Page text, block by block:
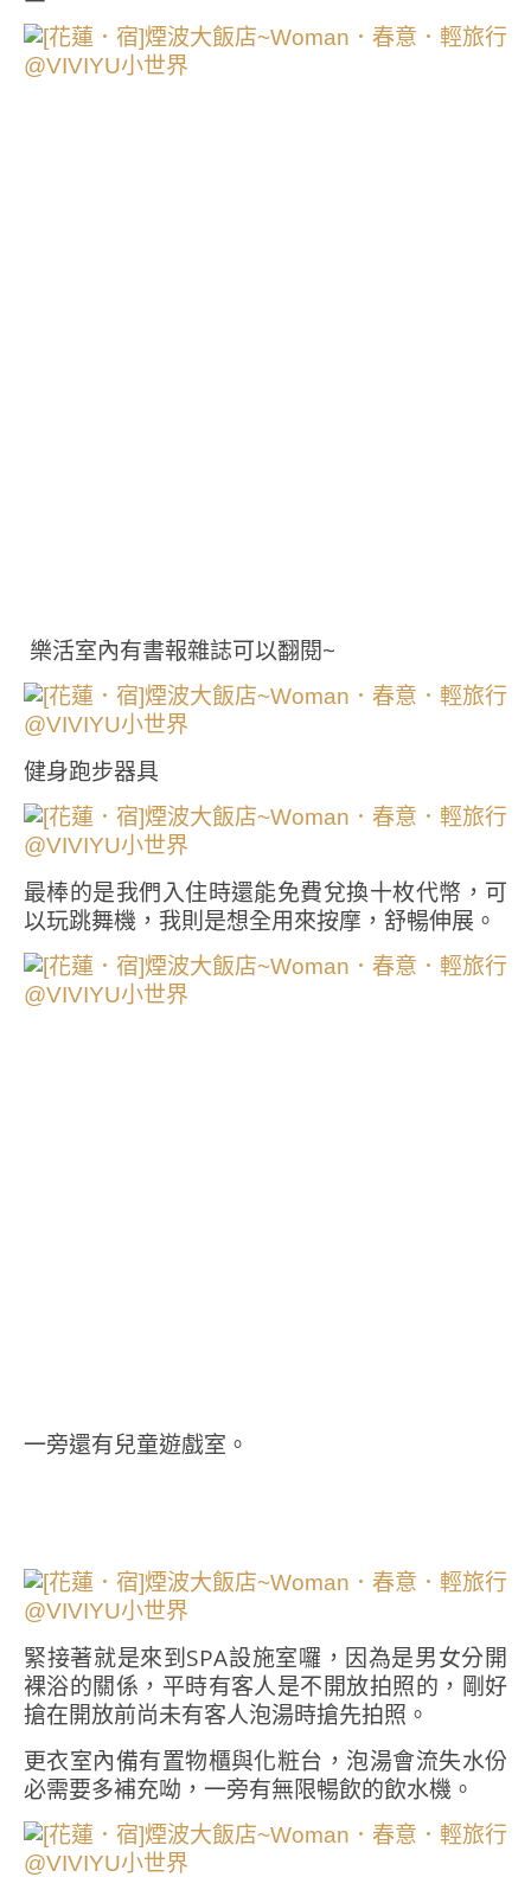
樂活室內有書報雜誌可以翻閱~
健身跑步器具
最棒的是我們入住時還能免費兌換十枚代幣，可
以玩跳舞機，我則是想全用來按摩，舒暢伸展。
一旁還有兒童遊戲室。
緊接著就是來到SPA設施室囉，因為是男女分開
裸浴的關係，平時有客人是不開放拍照的，剛好
搶在開放前尚未有客人泡湯時搶先拍照。
更衣室內備有置物櫃與化粧台，泡湯會流失水份
必需要多補充呦，一旁有無限暢飲的飲水機。